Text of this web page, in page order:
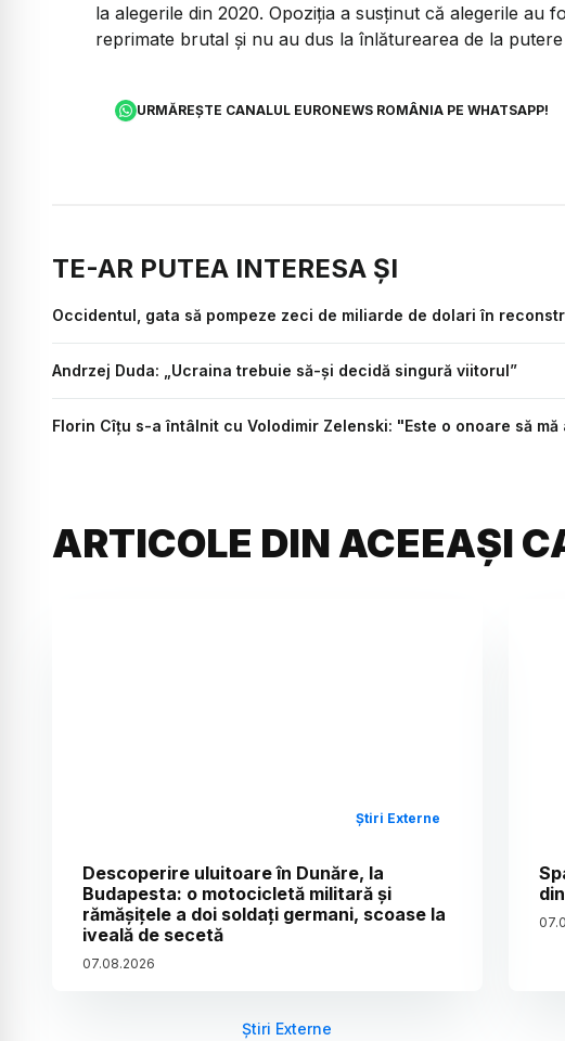
la alegerile din 2020. Opoziția a susținut că alegerile au
reprimate brutal și nu au dus la înlăturearea de la
URMĂREȘTE CANALUL EURONEWS ROMÂNIA PE WHATSAPP!
TE-AR PUTEA INTERESA ȘI
Occidentul, gata să pompeze zeci de miliarde de dolari în
Andrzej Duda: „Ucraina trebuie să-și decidă singură viitorul”
Florin Cîțu s-a întâlnit cu Volodimir Zelenski: "Este o onoare să
ARTICOLE DIN ACEEAȘI
Știri Externe
Descoperire uluitoare în Dunăre, la
Budapesta: o motocicletă militară și
rămășițele a doi soldați germani, scoase la
iveală de secetă
07.08.2026
07.
Știri Externe